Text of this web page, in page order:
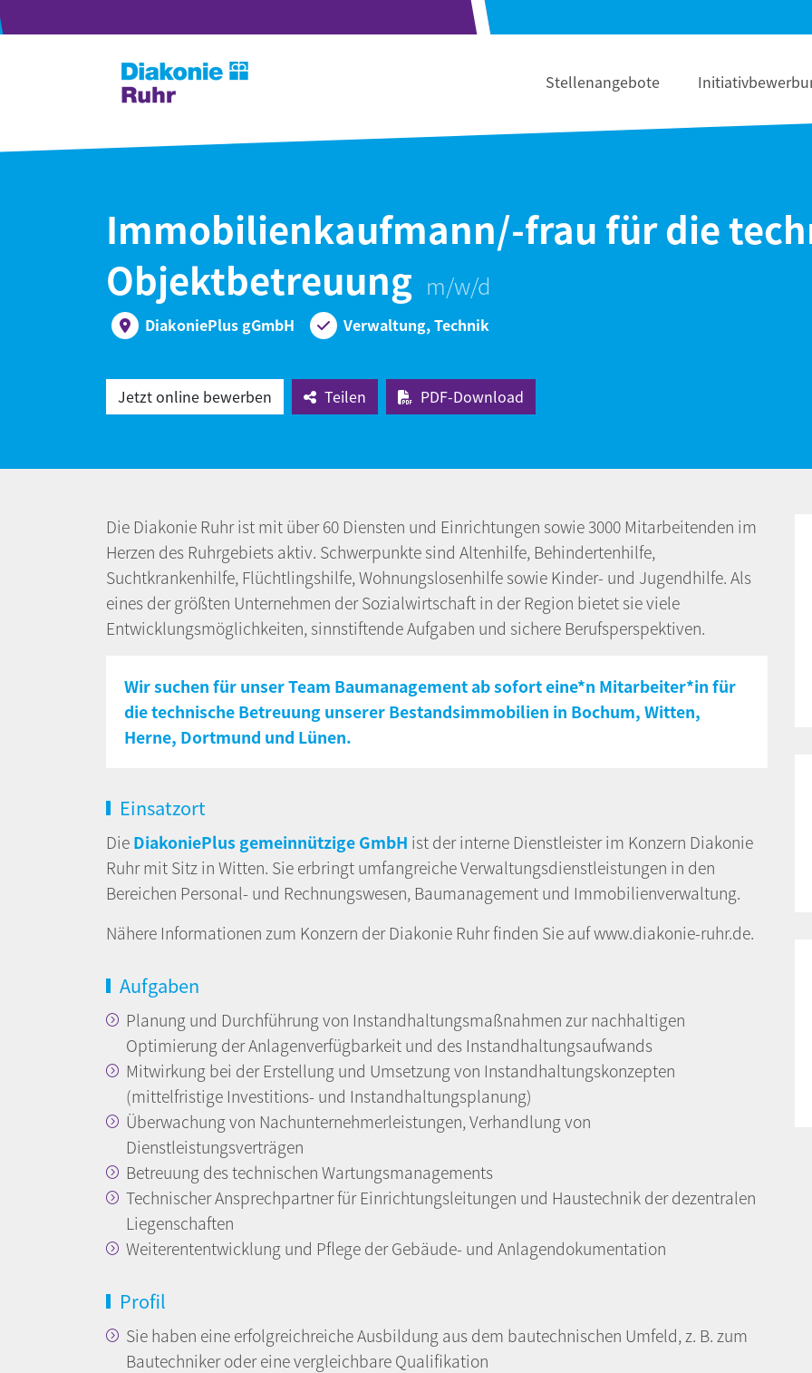
Stellenangebote
Immobilienkaufmann/-frau für die
Objektbetreuung
DiakoniePlus gGmbH Verwaltung, Technik
Jetzt online bewerben Teilen PDF-Download
Die Diakonie Ruhr ist mit über 60 Diensten und Einrichtungen sowie 3000 Mitarbeitenden im
Herzen des Ruhrgebiets aktiv. Schwerpunkte sind Altenhilfe, Behindertenhilfe,
Suchtkrankenhilfe, Flüchtlingshilfe, Wohnungslosenhilfe sowie Kinder- und Jugendhilfe. Als
eines der größten Unternehmen der Sozialwirtschaft in der Region bietet sie viele
Entwicklungsmöglichkeiten, sinnstiftende Aufgaben und sichere Berufsperspektiven.
Wir suchen für unser Team Baumanagement ab sofort eine*n Mitarbeiter*in für
die technische Betreuung unserer Bestandsimmobilien in Bochum, Witten,
Herne, Dortmund und Lünen.
Einsatzort
Die DiakoniePlus gemeinnützige GmbH ist der interne Dienstleister im Konzern Diakonie
Ruhr mit Sitz in Witten. Sie erbringt umfangreiche Verwaltungsdienstleistungen in den
Bereichen Personal- und Rechnungswesen, Baumanagement und Immobilienverwaltung.
Nähere Informationen zum Konzern der Diakonie Ruhr finden Sie auf www.diakonie-ruhr.de.
Aufgaben
Planung und Durchführung von Instandhaltungsmaßnahmen zur nachhaltigen
Optimierung der Anlagenverfügbarkeit und des Instandhaltungsaufwands
Mitwirkung bei der Erstellung und Umsetzung von Instandhaltungskonzepten
(mittelfristige Investitions- und Instandhaltungsplanung)
Überwachung von Nachunternehmerleistungen, Verhandlung von
Dienstleistungsverträgen
Betreuung des technischen Wartungsmanagements
Technischer Ansprechpartner für Einrichtungsleitungen und Haustechnik der dezentralen
Liegenschaften
Weiterententwicklung und Pflege der Gebäude- und Anlagendokumentation
Profil
Sie haben eine erfolgreichreiche Ausbildung aus dem bautechnischen Umfeld, z. B. zum
Bautechniker oder eine vergleichbare Qualifikation